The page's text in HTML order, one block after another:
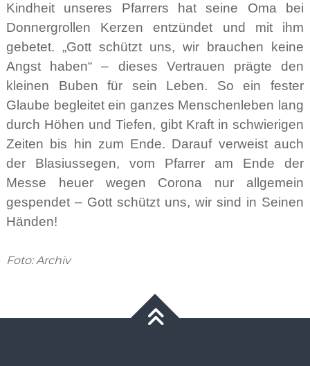
Kindheit unseres Pfarrers hat seine Oma bei
Donnergrollen Kerzen entzündet und mit ihm
gebetet. „Gott schützt uns, wir brauchen keine
Angst haben“ – dieses Vertrauen prägte den
kleinen Buben für sein Leben. So ein fester
Glaube begleitet ein ganzes Menschenleben lang
durch Höhen und Tiefen, gibt Kraft in schwierigen
Zeiten bis hin zum Ende. Darauf verweist auch
der Blasiussegen, vom Pfarrer am Ende der
Messe heuer wegen Corona nur allgemein
gespendet – Gott schützt uns, wir sind in Seinen
Händen!
Foto: Archiv